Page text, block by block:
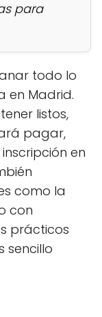
para
todo lo
en Madrid.
listos,
pagar,
en
como la
con
prácticos
sencillo